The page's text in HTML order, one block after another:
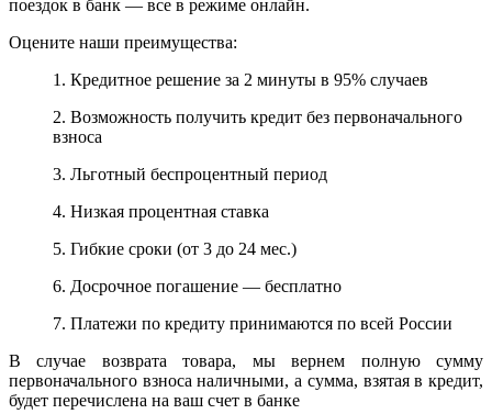
поездок в банк — все в режиме онлайн.
Оцените наши преимущества:
1. Кредитное решение за 2 минуты в 95% случаев
2. Возможность получить кредит без первоначального
взноса
3. Льготный беспроцентный период
4. Низкая процентная ставка
5. Гибкие сроки (от 3 до 24 мес.)
6. Досрочное погашение — бесплатно
7. Платежи по кредиту принимаются по всей России
В случае возврата товара, мы вернем полную сумму
первоначального взноса наличными, а сумма, взятая в кредит,
будет перечислена на ваш счет в банке